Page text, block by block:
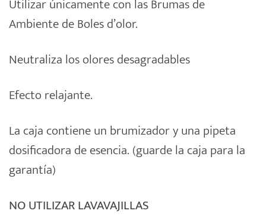
Utilizar únicamente con las Brumas de
Ambiente de Boles d’olor.
Neutraliza los olores desagradables
Efecto relajante.
La caja contiene un brumizador y una pipeta
dosificadora de esencia. (guarde la caja para la
garantía)
NO UTILIZAR LAVAVAJILLAS